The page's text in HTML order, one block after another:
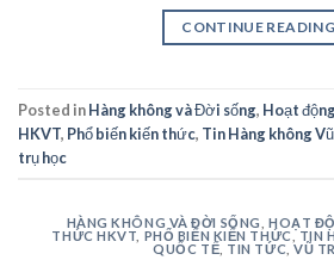
CONTINUE READING
Posted inHàng không và Đời sống, Hoạt
HKVT, Phổ biến kiến thức, Tin Hàng không
trụ học
HÀNG KHÔNG VÀ ĐỜI SỐNG HOẠT
THỨC HKVT PHỔ BIẾN KIẾN THỨC
TIN
QUỐC TẾ TIN TỨC ,VŨ